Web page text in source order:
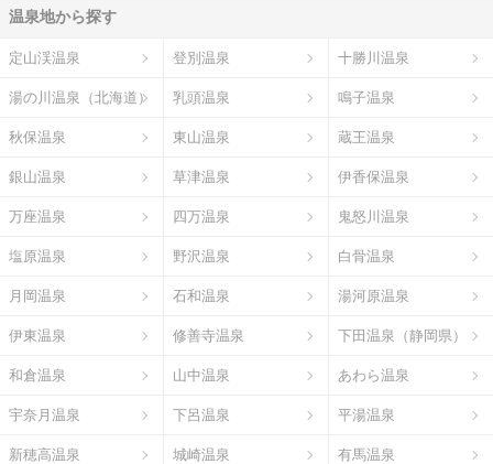
温泉地から探す
定山渓温泉 登別温泉 十勝川温泉
湯の川温泉（北海道） 乳頭温泉 鳴子温泉
秋保温泉 東山温泉 蔵王温泉
銀山温泉 草津温泉 伊香保温泉
万座温泉 四万温泉 鬼怒川温泉
塩原温泉 野沢温泉 白骨温泉
月岡温泉 石和温泉 湯河原温泉
伊東温泉 修善寺温泉 下田温泉（静岡県）
和倉温泉 山中温泉 あわら温泉
宇奈月温泉 下呂温泉 平湯温泉
新穂高温泉 城崎温泉 有馬温泉